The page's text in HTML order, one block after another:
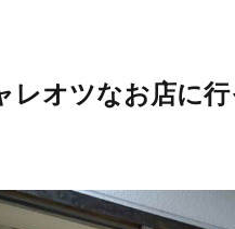
レオツなお店に